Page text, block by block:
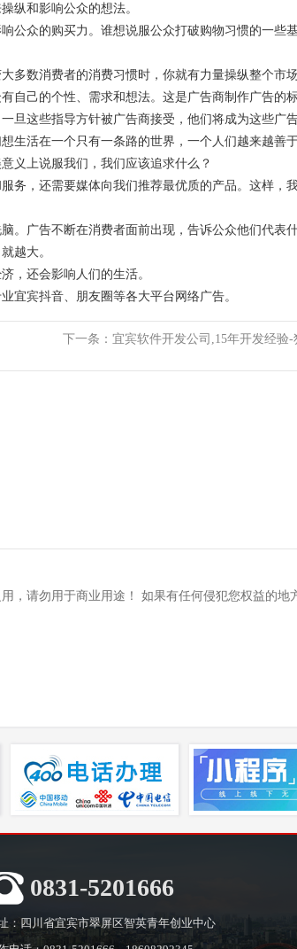
纵和影响公众的想法。
公众的购买力。谁想说服公众打破购物习惯的一些
多数消费者的消费习惯时，你就有力量操纵整个市场
自己的个性、需求和想法。这是广告商制作广告的
旦这些指导方针被广告商接受，他们将成为这些广告
生活在一个只有一条路的世界，一个人们越来越善
义上说服我们，我们应该追求什么？
务，还需要媒体向我们推荐最优质的产品。这样，
。广告不断在消费者面前出现，告诉公众他们代表
越大。
，还会影响人们的生活。
宜宾抖音、朋友圈等各大平台网络广告。
下一条： 宜宾软件开发公司,15年开发经验-
，请勿用于商业用途！ 如果有任何侵犯您权益的地
0831-5201666
：四川省宜宾市翠屏区智英青年创业中心